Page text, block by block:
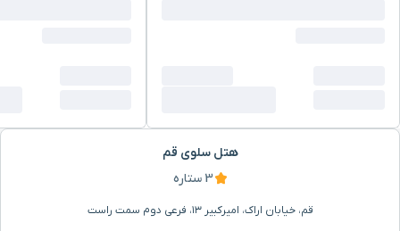
هتل سلوی قم
3 ستاره
قم، خیابان اراک، امیرکبیر ۱۳، فرعی دوم سمت راست